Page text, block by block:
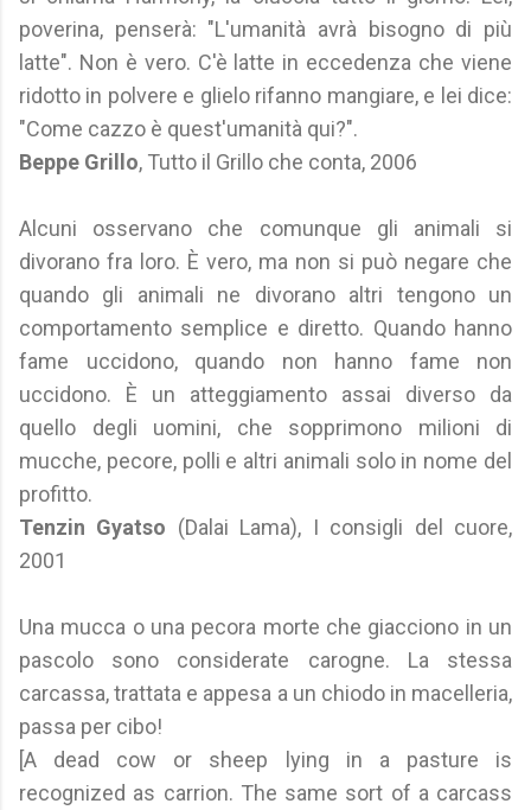
poverina, penserà: "L'umanità avrà bisogno di più
latte". Non è vero. C'è latte in eccedenza che viene
ridotto in polvere e glielo rifanno mangiare, e lei dice:
"Come cazzo è quest'umanità qui?".
Beppe Grillo, Tutto il Grillo che conta, 2006
Alcuni osservano che comunque gli animali si
divorano fra loro. È vero, ma non si può negare che
quando gli animali ne divorano altri tengono un
comportamento semplice e diretto. Quando hanno
fame uccidono, quando non hanno fame non
uccidono. È un atteggiamento assai diverso da
quello degli uomini, che sopprimono milioni di
mucche, pecore, polli e altri animali solo in nome del
profitto.
Tenzin Gyatso (Dalai Lama), I consigli del cuore,
2001
Una mucca o una pecora morte che giacciono in un
pascolo sono considerate carogne. La stessa
carcassa, trattata e appesa a un chiodo in macelleria,
passa per cibo!
[A dead cow or sheep lying in a pasture is
recognized as carrion. The same sort of a carcass